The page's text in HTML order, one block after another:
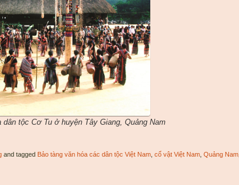
tộc Cơ Tu ở huyện Tây Giang, Quảng Nam
and tagged Bảo tàng văn hóa các dân tộc Việt Nam, cổ vật Việt Nam, Quảng Nam,